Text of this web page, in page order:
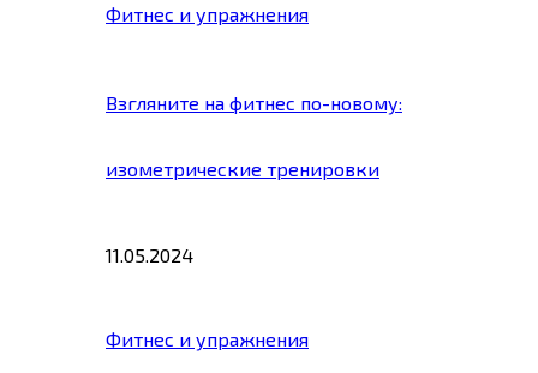
Фитнес и упражнения
Взгляните на фитнес по-новому:
изометрические тренировки
11.05.2024
Фитнес и упражнения